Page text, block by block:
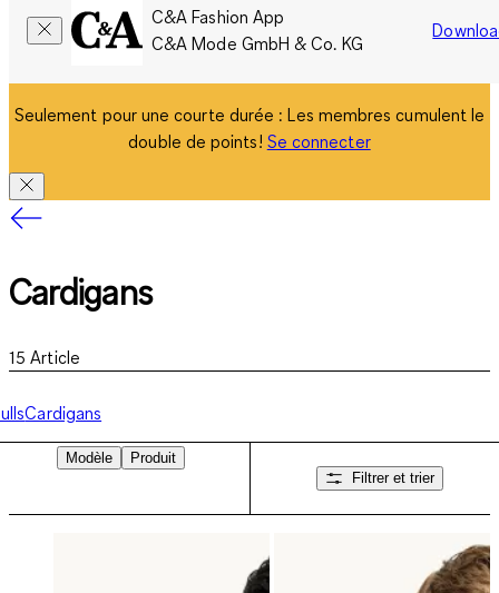
C&A Fashion App
C&A Mode GmbH & Co. KG
Seulement pour une courte durée : Les membres cumulent le
double de points! Se connecter
Cardigans
15 Article
Cardigans
Modèle
Produit
Filtrer et trier